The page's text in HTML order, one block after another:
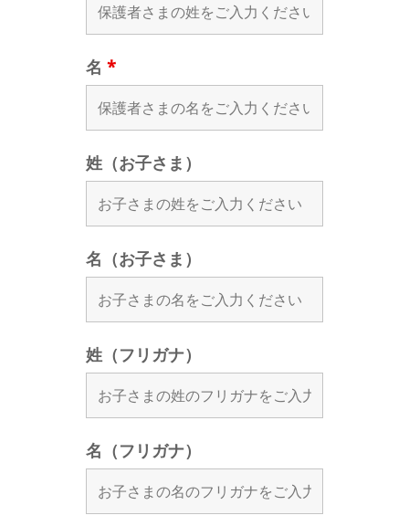
名 *
姓（お子さま）
名（お子さま）
姓（フリガナ）
名（フリガナ）